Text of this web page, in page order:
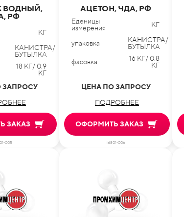
ВОДНЫЙ,
РФ
КГ
КАНИСТРА/
БУТЫЛКА
18 КГ/ 0.9
КГ
ЗАПРОСУ
ЗАКАЗ
005
АЦЕТОН, ЧДА, РФ
Еденицы
измерения
КГ
упаковка
КАНИСТРА/
БУТЫЛКА
фасовка
16 КГ/ 0.8
КГ
ЦЕНА ПО ЗАПРОСУ
ПОДРОБНЕЕ
ОФОРМИТЬ ЗАКАЗ
id801-006